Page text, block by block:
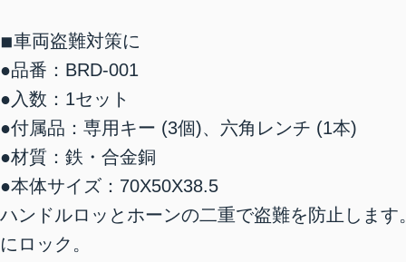
◾︎車両盗難対策に
●品番：BRD-001
●入数：1セット
●付属品：専用キー (3個)、六角レンチ (1本)
●材質：鉄・合金銅
●本体サイズ：70X50X38.5
ハンドルロッとホーンの二重で盗難を防止しま
にロック。